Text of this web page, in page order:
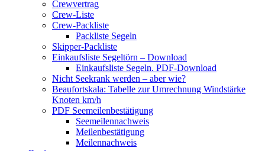
Crewvertrag
Crew-Liste
Crew-Packliste
Packliste Segeln
Skipper-Packliste
Einkaufsliste Segeltörn – Download
Einkaufsliste Segeln. PDF-Download
Nicht Seekrank werden – aber wie?
Beaufortskala: Tabelle zur Umrechnung Windstärke
Knoten km/h
PDF Seemeilenbestätigung
Seemeilennachweis
Meilenbestätigung
Meilennachweis